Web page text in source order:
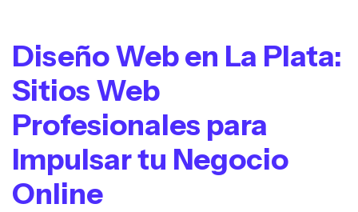
Diseño Web en La Plata:
Sitios Web
Profesionales para
Impulsar tu Negocio
Online